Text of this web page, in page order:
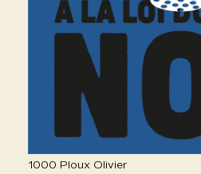
1000 Ploux Olivier